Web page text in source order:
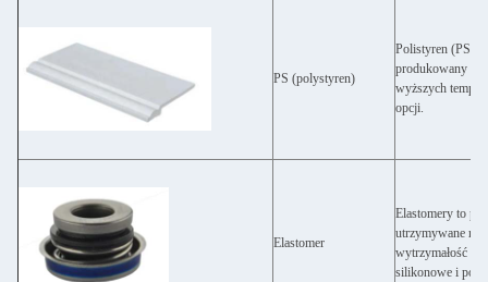
PS (polystyren)
Polistyren (PS)
produkowany
wyższych
opcji.
Elastomer
Elastomery to
utrzymywane
wytrzymałość
silikonowe i